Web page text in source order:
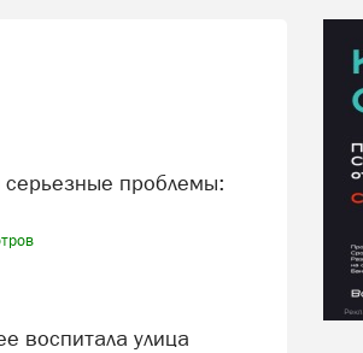
воспитала улица